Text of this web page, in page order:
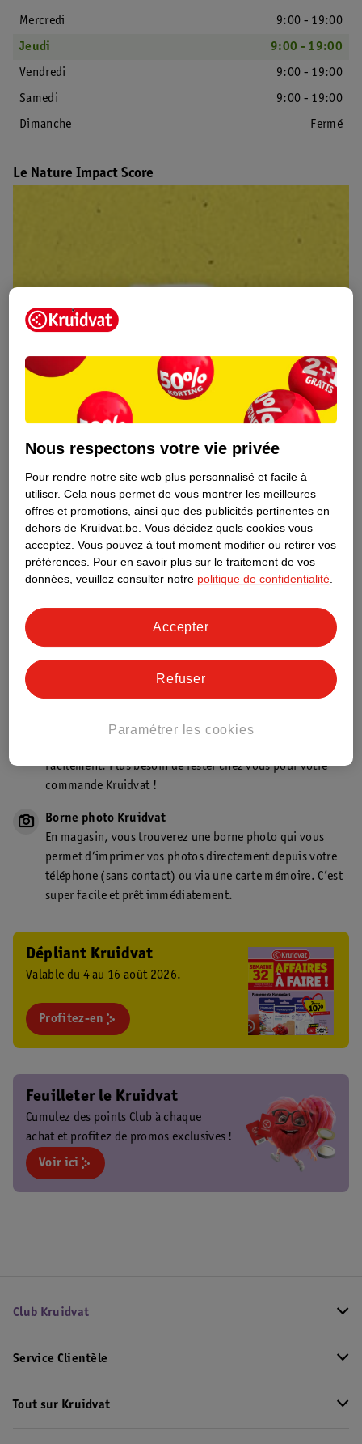
Mercredi
9:00 - 19:00
Jeudi
9:00 - 19:00
Vendredi
9:00 - 19:00
Samedi
9:00 - 19:00
Dimanche
Fermé
Le Nature Impact Score
Découvrez dès maintenant l’impact
de marque Kruidvat préférés !
Aussi dans ce magasin
Point de retrait Kruidvat.be
facilement. Plus besoin de rester chez vous pour votre
commande Kruidvat !
Borne photo Kruidvat
En magasin, vous trouverez une borne photo qui vous
permet d’imprimer vos photos directement depuis votre
téléphone (sans contact) ou via une carte mémoire. C’est
super facile et prêt immédiatement.
Dépliant Kruidvat
Valable du 4 au 16 août 2026.
Profitez-en
Feuilleter le Kruidvat
Cumulez des points Club à chaque
achat et profitez de promos exclusives !
Voir ici
Club Kruidvat
Service Clientèle
Tout sur Kruidvat
Nous respectons votre vie privée
Pour rendre notre site web plus personnalisé et facile à
utiliser. Cela nous permet de vous montrer les meilleures
offres et promotions, ainsi que des publicités pertinentes en
dehors de Kruidvat.be. Vous décidez quels cookies vous
acceptez. Vous pouvez à tout moment modifier ou retirer vos
préférences. Pour en savoir plus sur le traitement de vos
données, veuillez consulter notre politique de confidentialité.
Paramétrer les cookies
Refuser
Accepter